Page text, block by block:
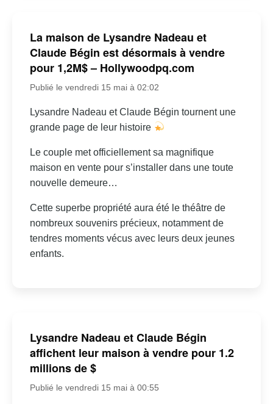
La maison de Lysandre Nadeau et
Claude Bégin est désormais à vendre
pour 1,2M$ – Hollywoodpq.com
Publié le vendredi 15 mai à 02:02
Lysandre Nadeau et Claude Bégin tournent une
grande page de leur histoire
Le couple met officiellement sa magnifique
maison en vente pour s’installer dans une toute
nouvelle demeure…
Cette superbe propriété aura été le théâtre de
nombreux souvenirs précieux, notamment de
tendres moments vécus avec leurs deux jeunes
enfants.
Lysandre Nadeau et Claude Bégin
affichent leur maison à vendre pour 1.2
millions de $
Publié le vendredi 15 mai à 00:55